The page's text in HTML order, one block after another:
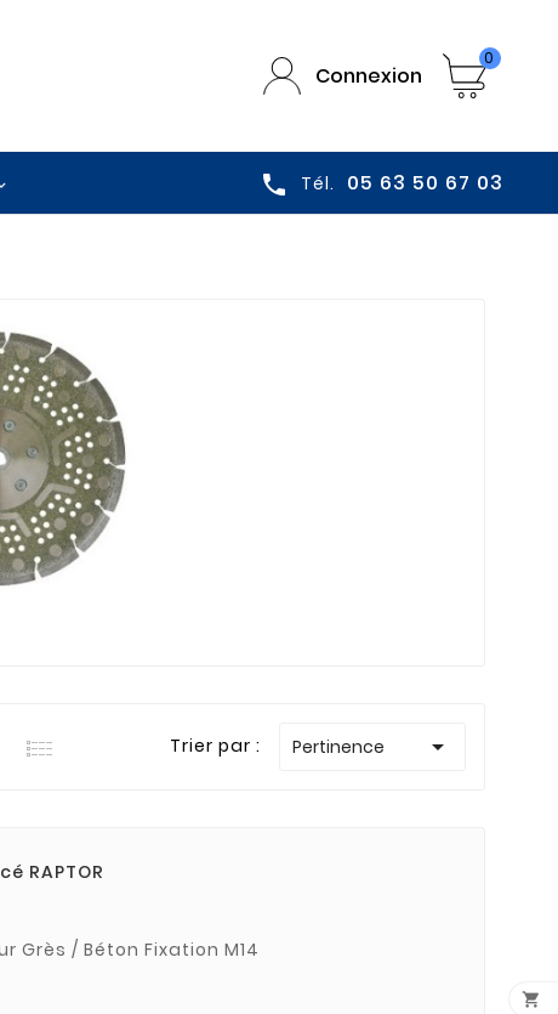
Connexion
0
 Tél. 05 63 50 67 03
Trier par : Pertinence 
RAPTOR
Disque RAPTOR renforcé pour Grès / Béton Fixation M14
